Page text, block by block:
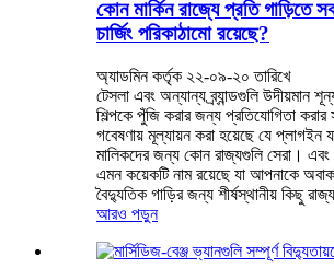
কোন মার্কিন রাজ্যে প্রতি গাড়িতে
চার্জিং পরিকাঠামো রয়েছে?
অ্যাডমিন কর্তৃক ২২-০৯-২০ তারিখে
টেসলা এবং অন্যান্য ব্র্যান্ডগুলি উদীয়মান
শিল্পকে পুঁজি করার জন্য প্রতিযোগিতা
গবেষণায় মূল্যায়ন করা হয়েছে যে প্লাগইন
মালিকদের জন্য কোন রাজ্যগুলি সেরা। এবং
এমন কয়েকটি নাম রয়েছে যা আপনাকে
বৈদ্যুতিক গাড়ির জন্য শীর্ষস্থানীয় কিছু
আরও পড়ুন